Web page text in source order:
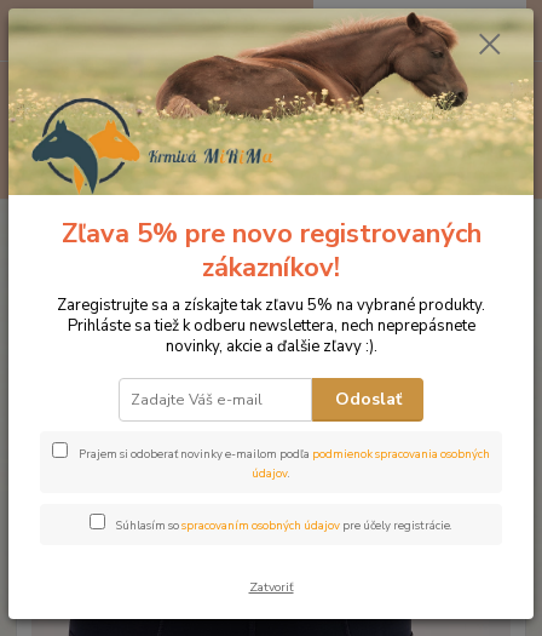
Menu
0ks
za0 €
Značka oblečenia MONTAR ZĽAVY!
Jazdecké nohavice
MONTAR Rajtky Mona s vysokým pásom tmavomodré
MONTAR Rajtky Mona s vysokým
pásom tmavomodré
Zľava 5% pre novo registrovaných
zákazníkov!
Zaregistrujte sa a získajte tak zľavu 5% na vybrané produkty.
Prihláste sa tiež k odberu newslettera, nech neprepásnete
novinky, akcie a ďalšie zľavy :).
Odoslať
Prajem si odoberať novinky e-mailom podľa podmienok spracovania osobných
údajov.
Súhlasím sospracovaním osobných údajov pre účely registrácie.
Zatvoriť